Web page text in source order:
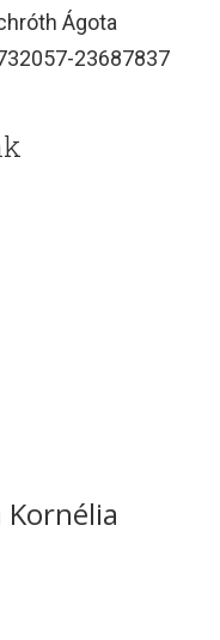
Ágota
23687837
Kornélia